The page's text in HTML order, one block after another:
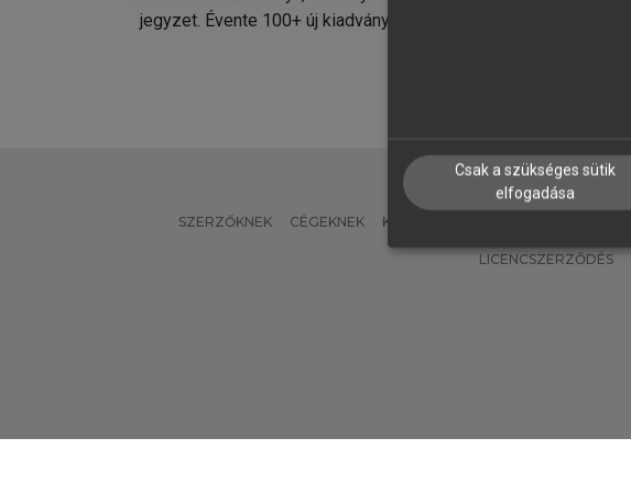
jegyzet. Évente 100+ új kiadvány.
SZERZŐKNEK CÉGEKNEK KÖNYVTÁROSOKNAK
LICENCSZERZŐDÉS
Csak a szükséges sütik
elfogadása